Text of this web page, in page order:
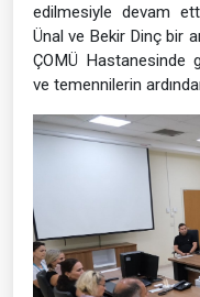
edilmesiyle devam
Ünal ve Bekir Dinç bir
ÇOMÜ Hastanesinde
ve temennilerin